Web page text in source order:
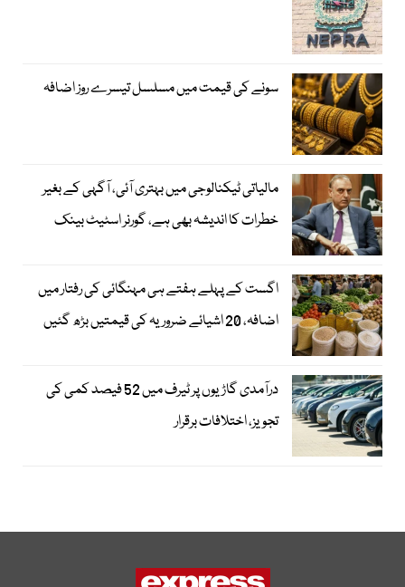
سونے کی قیمت میں مسلسل تیسرے روز اضافہ
مالیاتی ٹیکنالوجی میں بہتری آئی، آگہی کے بغیر
خطرات کا اندیشہ بھی ہے، گورنر اسٹیٹ بینک
اگست کے پہلے ہفتے ہی مہنگائی کی رفتار میں
اضافہ، 20 اشیائے ضروریہ کی قیمتیں بڑھ گئیں
درآمدی گاڑیوں پر ٹیرف میں 52 فیصد کمی کی
تجویز، اختلافات برقرار